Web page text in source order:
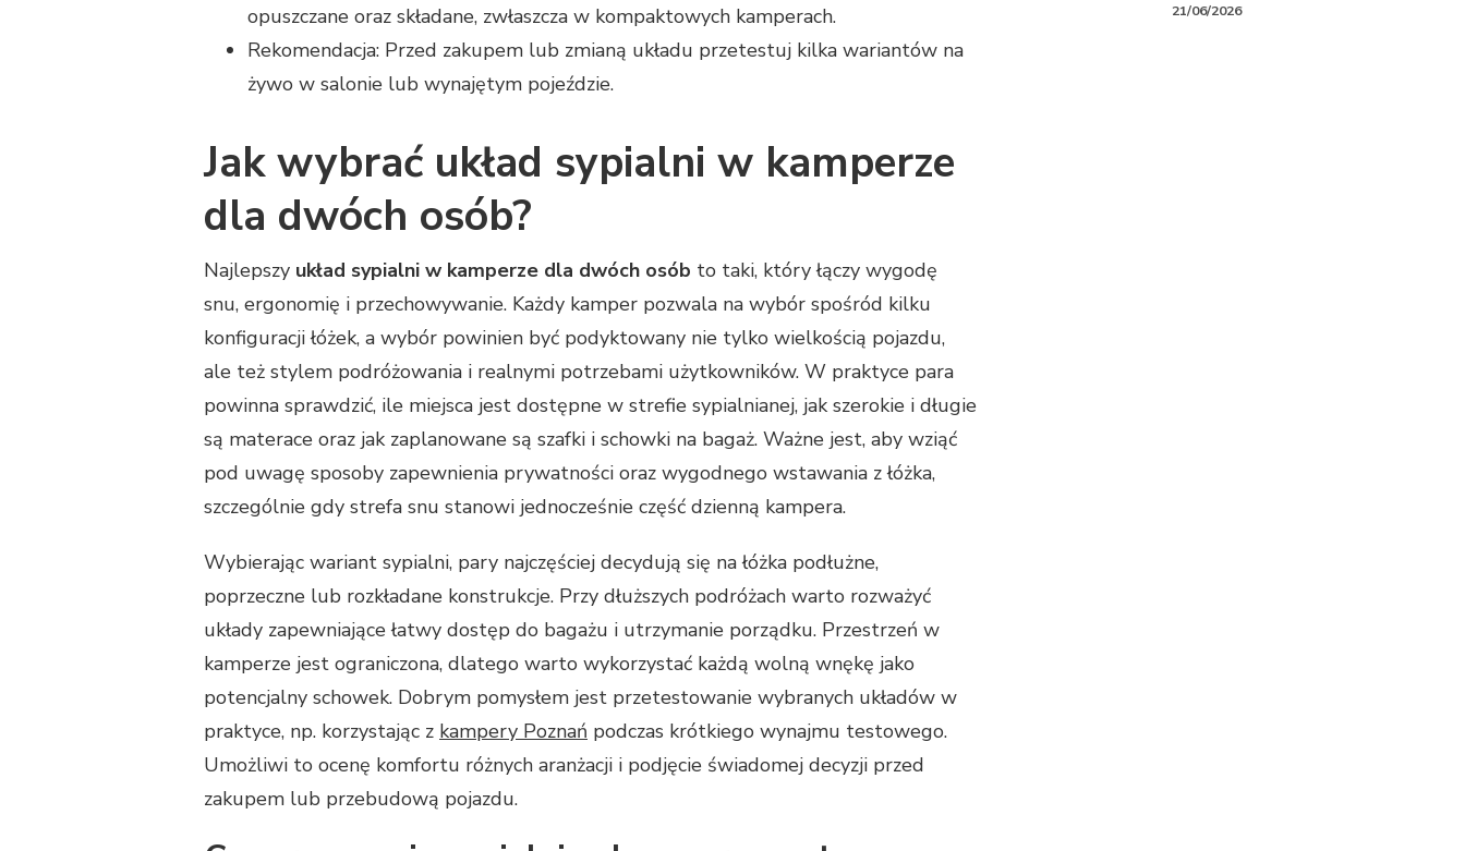
opuszczane oraz składane, zwłaszcza w kompaktowych kamperach.
Rekomendacja: Przed zakupem lub zmianą układu przetestuj kilka wariantów na
żywo w salonie lub wynajętym pojeździe.
Jak wybrać układ sypialni w kamperze
dla dwóch osób?
Najlepszy układ sypialni w kamperze dla dwóch osób to taki, który łączy wygodę
snu, ergonomię i przechowywanie. Każdy kamper pozwala na wybór spośród kilku
konfiguracji łóżek, a wybór powinien być podyktowany nie tylko wielkością pojazdu,
ale też stylem podróżowania i realnymi potrzebami użytkowników. W praktyce para
powinna sprawdzić, ile miejsca jest dostępne w strefie sypialnianej, jak szerokie i długie
są materace oraz jak zaplanowane są szafki i schowki na bagaż. Ważne jest, aby wziąć
pod uwagę sposoby zapewnienia prywatności oraz wygodnego wstawania z łóżka,
szczególnie gdy strefa snu stanowi jednocześnie część dzienną kampera.
Wybierając wariant sypialni, pary najczęściej decydują się na łóżka podłużne,
poprzeczne lub rozkładane konstrukcje. Przy dłuższych podróżach warto rozważyć
układy zapewniające łatwy dostęp do bagażu i utrzymanie porządku. Przestrzeń w
kamperze jest ograniczona, dlatego warto wykorzystać każdą wolną wnękę jako
potencjalny schowek. Dobrym pomysłem jest przetestowanie wybranych układów w
praktyce, np. korzystając z kampery Poznań podczas krótkiego wynajmu testowego.
Umożliwi to ocenę komfortu różnych aranżacji i podjęcie świadomej decyzji przed
zakupem lub przebudową pojazdu.
21/06/2026